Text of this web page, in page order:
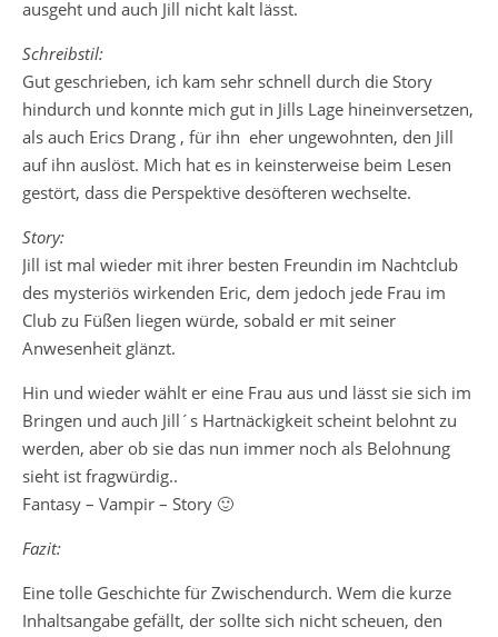
ausgeht und auch Jill nicht kalt lässt.
Schreibstil:
Gut geschrieben, ich kam sehr schnell durch die Story
hindurch und konnte mich gut in Jills Lage hineinversetzen,
als auch Erics Drang , für ihn eher ungewohnten, den Jill
auf ihn auslöst. Mich hat es in keinsterweise beim Lesen
gestört, dass die Perspektive desöfteren wechselte.
Story:
Jill ist mal wieder mit ihrer besten Freundin im Nachtclub
des mysteriös wirkenden Eric, dem jedoch jede Frau im
Club zu Füßen liegen würde, sobald er mit seiner
Anwesenheit glänzt.
Hin und wieder wählt er eine Frau aus und lässt sie sich im
Bringen und auch Jill´s Hartnäckigkeit scheint belohnt zu
werden, aber ob sie das nun immer noch als Belohnung
sieht ist fragwürdig..
Fantasy – Vampir – Story 🙂
Fazit:
Eine tolle Geschichte für Zwischendurch. Wem die kurze
Inhaltsangabe gefällt, der sollte sich nicht scheuen, den